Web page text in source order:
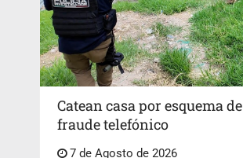
Catean casa por esquema de
fraude telefónico
7 de Agosto de 2026